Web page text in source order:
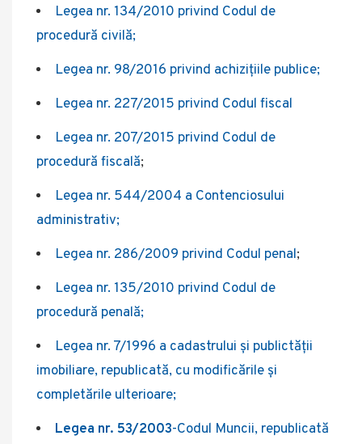
Legea nr. 134/2010 privind Codul de
procedură civilă;
Legea nr. 98/2016 privind achiziţiile publice;
Legea nr. 227/2015 privind Codul fiscal
Legea nr. 207/2015 privind Codul de
procedură fiscală;
Legea nr. 544/2004 a Contenciosului
administrativ;
Legea nr. 286/2009 privind Codul penal;
Legea nr. 135/2010 privind Codul de
procedură penală;
Legea nr. 7/1996 a cadastrului și publictății
imobiliare, republicată, cu modificările și
completările ulterioare;
Legea nr. 53/2003-Codul Muncii, republicată